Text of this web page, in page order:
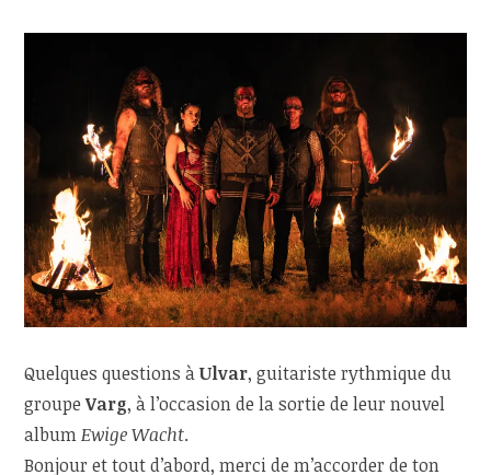
Quelques questions àUlvar, guitariste rythmique du
groupeVarg, à l’occasion de la sortie de leur nouvel
albumEwige Wacht.
Bonjour et tout d’abord, merci de m’accorder de ton